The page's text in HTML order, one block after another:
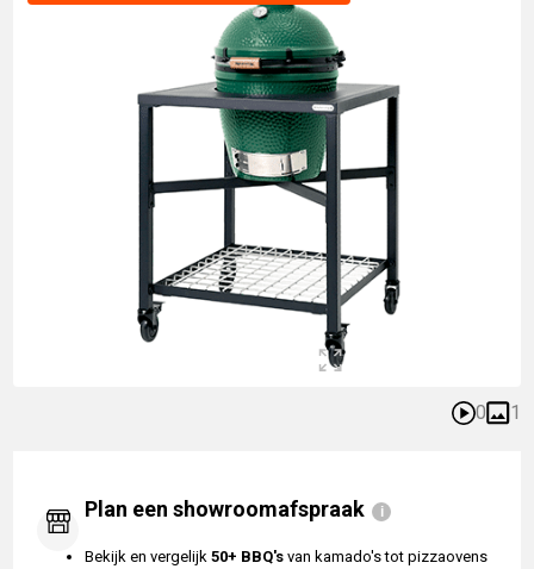
0 1
Plan een showroomafspraak
Bekijk en vergelijk50+ BBQ's van kamado's tot pizzaovens